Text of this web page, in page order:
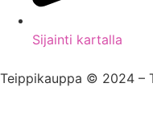
Sijainti kartalla
Teippikauppa © 2024 –